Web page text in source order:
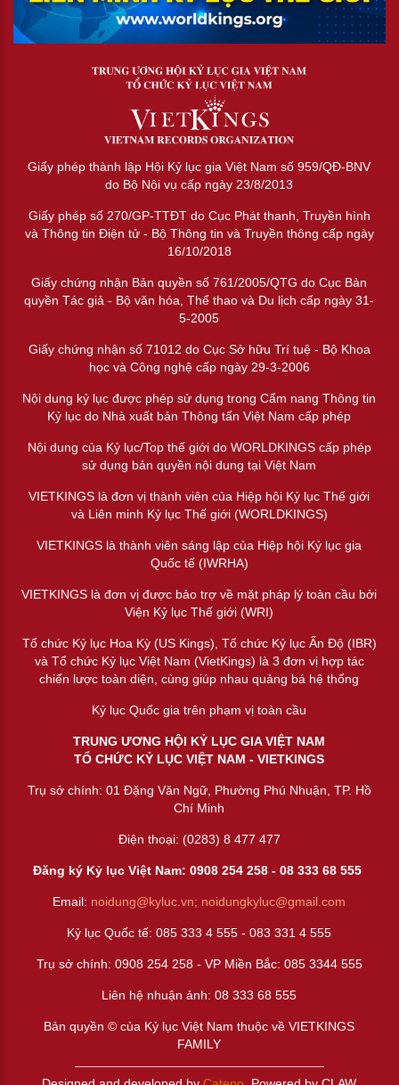
Giấy phép thành lập Hội Kỷ lục gia Việt Nam số 959/QĐ-BNV
do Bộ Nội vụ cấp ngày 23/8/2013
Giấy phép số 270/GP-TTĐT do Cục Phát thanh, Truyền hình
và Thông tin Điện tử - Bộ Thông tin và Truyền thông cấp ngày
16/10/2018
Giấy chứng nhận Bản quyền số 761/2005/QTG do Cục Bản
quyền Tác giả - Bộ văn hóa, Thể thao và Du lịch cấp ngày 31-
5-2005
Giấy chứng nhận số 71012 do Cục Sở hữu Trí tuệ - Bộ Khoa
học và Công nghệ cấp ngày 29-3-2006
Nội dung kỷ lục được phép sử dụng trong Cẩm nang Thông tin
Kỷ lục do Nhà xuất bản Thông tấn Việt Nam cấp phép
Nội dung của Kỷ lục/Top thế giới do WORLDKINGS cấp phép
sử dụng bản quyền nội dung tại Việt Nam
VIETKINGS là đơn vị thành viên của Hiệp hội Kỷ lục Thế giới
và Liên minh Kỷ lục Thế giới (WORLDKINGS)
VIETKINGS là thành viên sáng lập của Hiệp hội Kỷ lục gia
Quốc tế (IWRHA)
VIETKINGS là đơn vị được bảo trợ về mặt pháp lý toàn cầu bởi
Viện Kỷ lục Thế giới (WRI)
Tổ chức Kỷ lục Hoa Kỳ (US Kings), Tổ chức Kỷ lục Ấn Độ (IBR)
và Tổ chức Kỷ lục Việt Nam (VietKings) là 3 đơn vị hợp tác
chiến lược toàn diện, cùng giúp nhau quảng bá hệ thống
Kỷ lục Quốc gia trên phạm vị toàn cầu
TRUNG ƯƠNG HỘI KỶ LỤC GIA VIỆT NAM
TỔ CHỨC KỶ LỤC VIỆT NAM - VIETKINGS
Trụ sở chính: 01 Đặng Văn Ngữ, Phường Phú Nhuận, TP. Hồ
Chí Minh
Điện thoại: (0283) 8 477 477
Đăng ký Kỷ lục Việt Nam: 0908 254 258 -08 333 68 555
Email: noidung@kyluc.vn; noidungkyluc@gmail.com
Kỷ lục Quốc tế: 085 333 4 555 - 083 331 4 555
Trụ sở chính: 0908 254 258 - VP Miền Bắc: 085 3344 555
Liên hệ nhuận ảnh:08 333 68 555
Bản quyền © của Kỷ lục Việt Nam thuộc về VIETKINGS
FAMILY